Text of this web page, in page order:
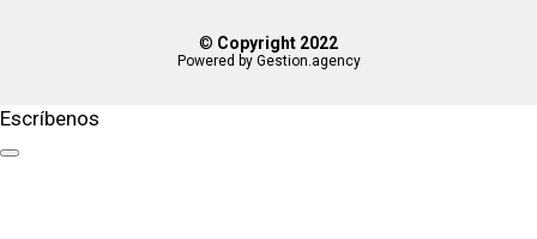
© Copyright 2022
Powered by Gestion.agency
Escríbenos